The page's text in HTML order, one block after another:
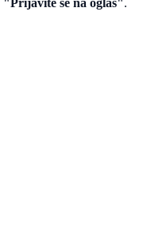
"Prijavite se na oglas".